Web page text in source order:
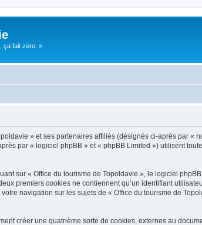
ça fait zéro. »
» et ses partenaires affiliés (désignés ci-après par «
par « logiciel phpBB » et « phpBB Limited ») utilisent
sur « Office du tourisme de Topoldavie », le logiciel
premiers cookies ne contiennent qu’un identifiant
navigation sur les sujets de « Office du tourisme de
créer une quatrième sorte de cookies, externes au